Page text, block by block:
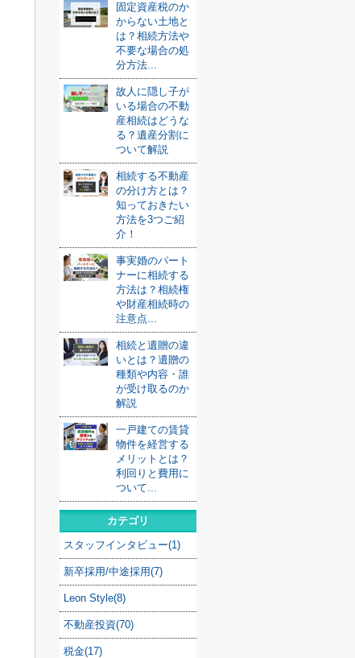
固定資産税のか
からない土地と
は？相続方法や
不要な場合の処
分方法...
故人に隠し子が
いる場合の不動
産相続はどうな
る？遺産分割に
ついて解説
相続する不動産
の分け方とは？
知っておきたい
方法を3つご紹
介！
事実婚のパート
ナーに相続する
方法は？相続権
や財産相続時の
注意点...
相続と遺贈の違
いとは？遺贈の
種類や内容・誰
が受け取るのか
解説
一戸建ての賃貸
物件を経営する
メリットとは？
利回りと費用に
ついて...
カテゴリ
スタッフインタビュー(1)
新卒採用/中途採用(7)
Leon Style(8)
不動産投資(70)
税金(17)